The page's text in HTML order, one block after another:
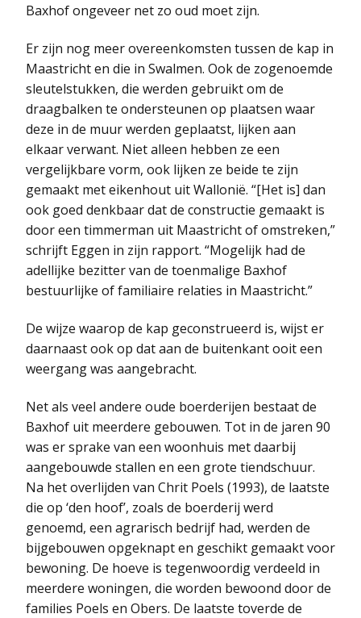
Baxhof ongeveer net zo oud moet zijn.
Er zijn nog meer overeenkomsten tussen de kap in
Maastricht en die in Swalmen. Ook de zogenoemde
sleutelstukken, die werden gebruikt om de
draagbalken te ondersteunen op plaatsen waar
deze in de muur werden geplaatst, lijken aan
elkaar verwant. Niet alleen hebben ze een
vergelijkbare vorm, ook lijken ze beide te zijn
gemaakt met eikenhout uit Wallonië. “[Het is] dan
ook goed denkbaar dat de constructie gemaakt is
door een timmerman uit Maastricht of omstreken,”
schrijft Eggen in zijn rapport. “Mogelijk had de
adellijke bezitter van de toenmalige Baxhof
bestuurlijke of familiaire relaties in Maastricht.”
De wijze waarop de kap geconstrueerd is, wijst er
daarnaast ook op dat aan de buitenkant ooit een
weergang was aangebracht.
Net als veel andere oude boerderijen bestaat de
Baxhof uit meerdere gebouwen. Tot in de jaren 90
was er sprake van een woonhuis met daarbij
aangebouwde stallen en een grote tiendschuur.
Na het overlijden van Chrit Poels (1993), de laatste
die op ‘den hoof’, zoals de boerderij werd
genoemd, een agrarisch bedrijf had, werden de
bijgebouwen opgeknapt en geschikt gemaakt voor
bewoning. De hoeve is tegenwoordig verdeeld in
meerdere woningen, die worden bewoond door de
families Poels en Obers. De laatste toverde de